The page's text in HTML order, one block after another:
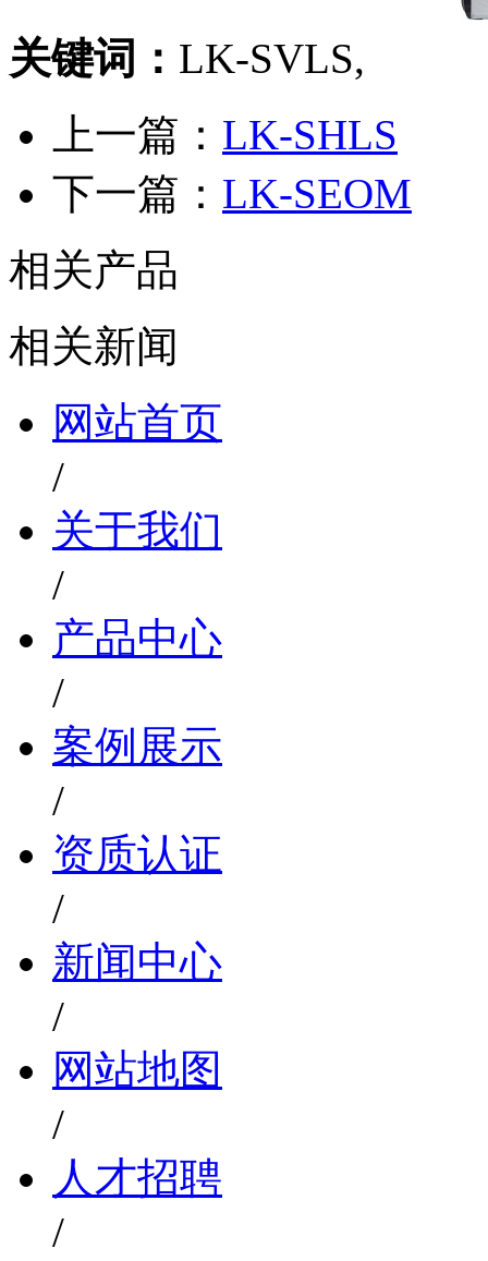
关键词： LK-SVLS,
上一篇： LK-SHLS
下一篇： LK-SEOM
相关产品
相关新闻
网站首页
/
关于我们
/
产品中心
/
案例展示
/
资质认证
/
新闻中心
/
网站地图
/
人才招聘
/